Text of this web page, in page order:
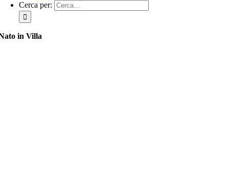
Cerca per:
in Villa